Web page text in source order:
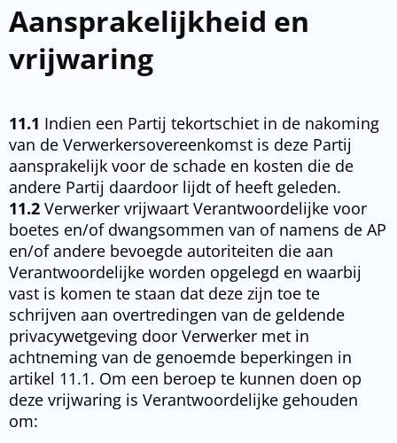
Aansprakelijkheid en
vrijwaring
11.1 Indien een Partij tekortschiet in de nakoming
van de Verwerkersovereenkomst is deze Partij
aansprakelijk voor de schade en kosten die de
andere Partij daardoor lijdt of heeft geleden.
11.2 Verwerker vrijwaart Verantwoordelijke voor
boetes en/of dwangsommen van of namens de AP
en/of andere bevoegde autoriteiten die aan
Verantwoordelijke worden opgelegd en waarbij
vast is komen te staan dat deze zijn toe te
schrijven aan overtredingen van de geldende
privacywetgeving door Verwerker met in
achtneming van de genoemde beperkingen in
artikel 11.1. Om een beroep te kunnen doen op
deze vrijwaring is Verantwoordelijke gehouden
om: